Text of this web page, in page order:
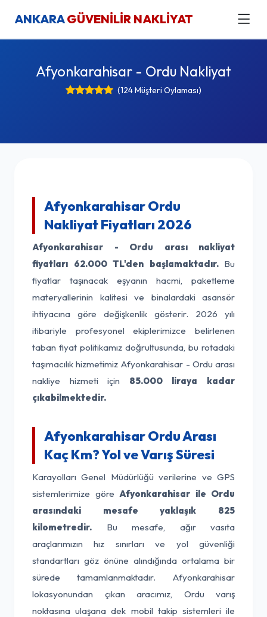
ANKARAGÜVENİLİR NAKLİYAT
Afyonkarahisar - Ordu Nakliyat
(124 Müşteri Oylaması)
Afyonkarahisar Ordu
Nakliyat Fiyatları 2026
Afyonkarahisar - Ordu arası nakliyat
fiyatları 62.000 TL'den başlamaktadır.Bu
fiyatlar taşınacak eşyanın hacmi, paketleme
materyallerinin kalitesi ve binalardaki asansör
ihtiyacına göre değişkenlik gösterir. 2026 yılı
itibariyle profesyonel ekiplerimizce belirlenen
taban fiyat politikamız doğrultusunda, bu rotadaki
taşımacılık hizmetimiz Afyonkarahisar - Ordu arası
nakliye hizmeti için 85.000 liraya kadar
çıkabilmektedir.
Afyonkarahisar Ordu Arası
Kaç Km? Yol ve Varış Süresi
Karayolları Genel Müdürlüğü verilerine ve GPS
sistemlerimize göre Afyonkarahisar ile Ordu
arasındaki mesafe yaklaşık 825
kilometredir. Bu mesafe, ağır vasıta
araçlarımızın hız sınırları ve yol güvenliği
standartları göz önüne alındığında ortalama bir
sürede tamamlanmaktadır. Afyonkarahisar
lokasyonundan çıkan aracımız, Ordu varış
noktasına ulaşana dek mobil takip sistemleri ile